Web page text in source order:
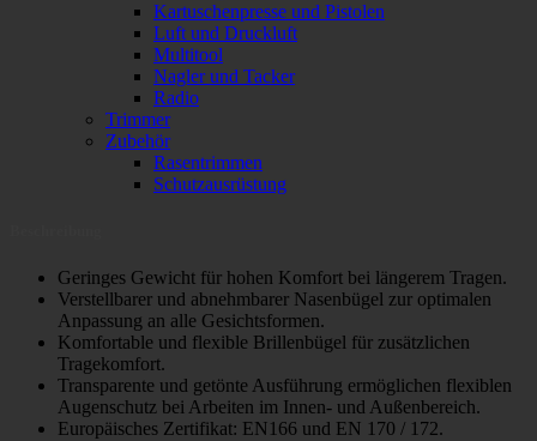
Kartuschenpresse und Pistolen
Luft und Druckluft
Multitool
Nagler und Tacker
Radio
Trimmer
Zubehör
Rasentrimmen
Schutzausrüstung
Geringes Gewicht für hohen Komfort bei längerem Tragen.
Verstellbarer und abnehmbarer Nasenbügel zur optimalen
Anpassung an alle Gesichtsformen.
Komfortable und flexible Brillenbügel für zusätzlichen
Tragekomfort.
Transparente und getönte Ausführung ermöglichen flexiblen
Augenschutz bei Arbeiten im Innen- und Außenbereich.
Europäisches Zertifikat: EN166 und EN 170 / 172.